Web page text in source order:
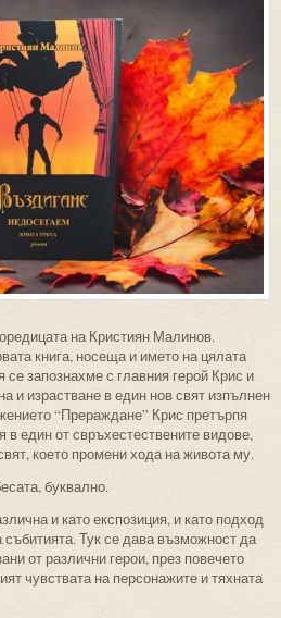
на Кристиян Малинов.
книга, носеща и името на цялата
запознахме с главния герой Крис и
и израстване в един нов свят изпълнен
“Прераждане” Крис претърпя
един от свръхестествените видове,
което промени хода на живота му.
буквално.
и като експозиция, и като подход
Тук се дава възможност да
от различни герои, през повечето
чувствата на персонажите и тяхната